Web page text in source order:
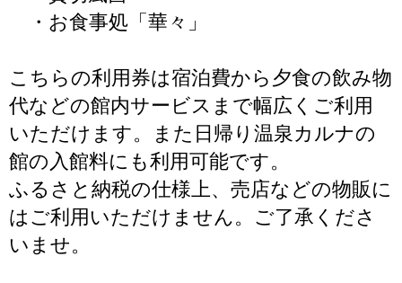
・お食事処「華々」
こちらの利用券は宿泊費から夕食の飲み物
代などの館内サービスまで幅広くご利用
いただけます。また日帰り温泉カルナの
館の入館料にも利用可能です。
ふるさと納税の仕様上、売店などの物販に
はご利用いただけません。ご了承くださ
いませ。